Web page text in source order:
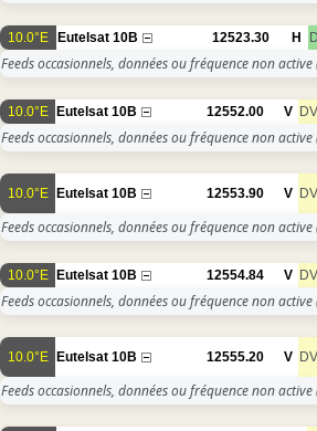
10.0°E Eutelsat 10B 12523.30 H
Feeds occasionnels, données ou fréquence non active
10.0°E Eutelsat 10B 12552.00 V
Feeds occasionnels, données ou fréquence non active
10.0°E Eutelsat 10B 12553.90 V
Feeds occasionnels, données ou fréquence non active
10.0°E Eutelsat 10B 12554.84 V
Feeds occasionnels, données ou fréquence non active
10.0°E Eutelsat 10B 12555.20 V
Feeds occasionnels, données ou fréquence non active